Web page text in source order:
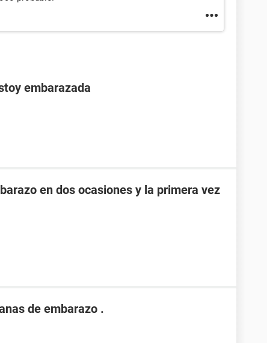
embarazada
en dos ocasiones y la primera vez
de embarazo .